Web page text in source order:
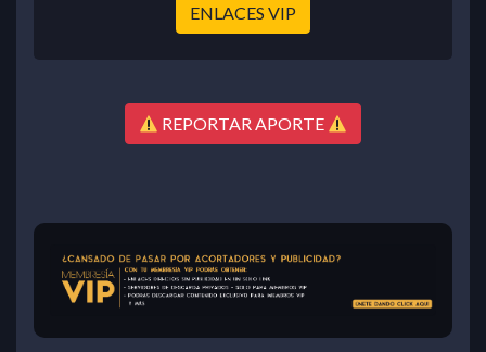
ENLACES VIP
REPORTAR APORTE